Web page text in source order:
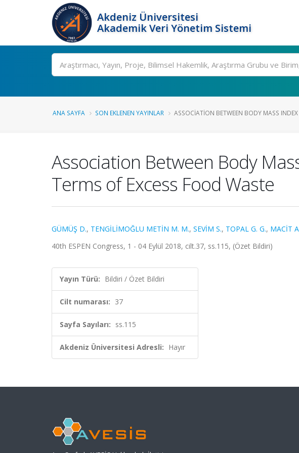
Akdeniz Üniversitesi
Akademik Veri Yönetim Sistemi
Ara
ANA SAYFA SON EKLENEN YAYINLAR ASSOCIATION BETWEEN BODY MASS
Association Between Body
Terms of Excess Food Waste
GÜMÜŞ D., TENGİLİMOĞLU METİN M. M., SEVİM S., TOPAL G. G., MACİT
40th ESPEN Congress, 1 - 04 Eylül 2018, cilt.37, ss.115, (Özet Bildiri)
Yayın Türü: Bildiri / Özet Bildiri
Cilt numarası: 37
Sayfa Sayıları: ss.115
Akdeniz Üniversitesi Adresli: Hayır